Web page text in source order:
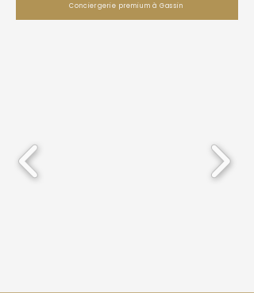
Conciergerie premium à Gassin